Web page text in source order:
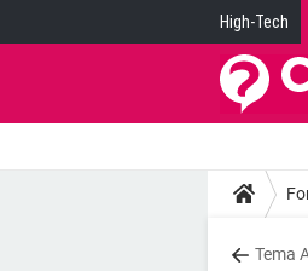
High-Tech
Tema